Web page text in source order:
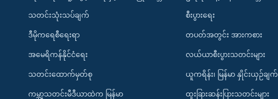
သတင်းသုံးသပ်ချက်
ဒီမိုကရေစီရေးရာ
အမေရိကန်နိုင်ငံရေး
သတင်းထောက်မှတ်စု
ကမ္ဘာ့သတင်းမီဒီယာထဲက မြန်မာ
စီးပွားရေး
တပတ်အတွင်း အားကစား
လယ်ယာစီးပွားသတင်းများ
ယူကရိန်း၊ မြန်မာ နှိုင်းယှဉ်ချက်
ထူးခြားဆန်းပြားသတင်းများ